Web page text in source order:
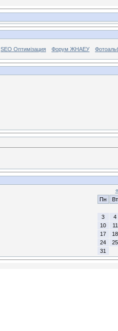
SEO Оптимізация Форум ЖНАЕУ
«
Пн
Вт
3
4
10
11
17
18
24
25
31